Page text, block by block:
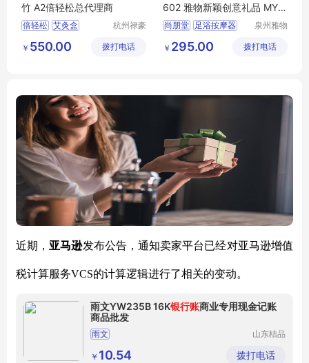
竹 A2倍轻松总代理商
倍轻松 艾灸盒
杭州禄豪
公司
￥ 550.00 拨打电话
602 雅物新颖创意礼品 MY-
HXSY-(T)-324
尚朋堂 足浴按摩器
新颖创意礼品
泉州雅物
公司
￥ 295.00 拨打电话
近期， 亚马逊发布公告，通知卖家平台已经对亚马逊增值
税计算服务VCS的计算逻辑进行了相关的变动。
雨文YW235B 16K银行账商业专用现金记账
商品批发
雨文
山东桔品
公司
￥ 10.54 拨打电话